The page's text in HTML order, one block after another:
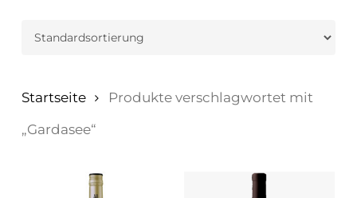
Startseite
Produkte verschlagwortet mit
„Gardasee“